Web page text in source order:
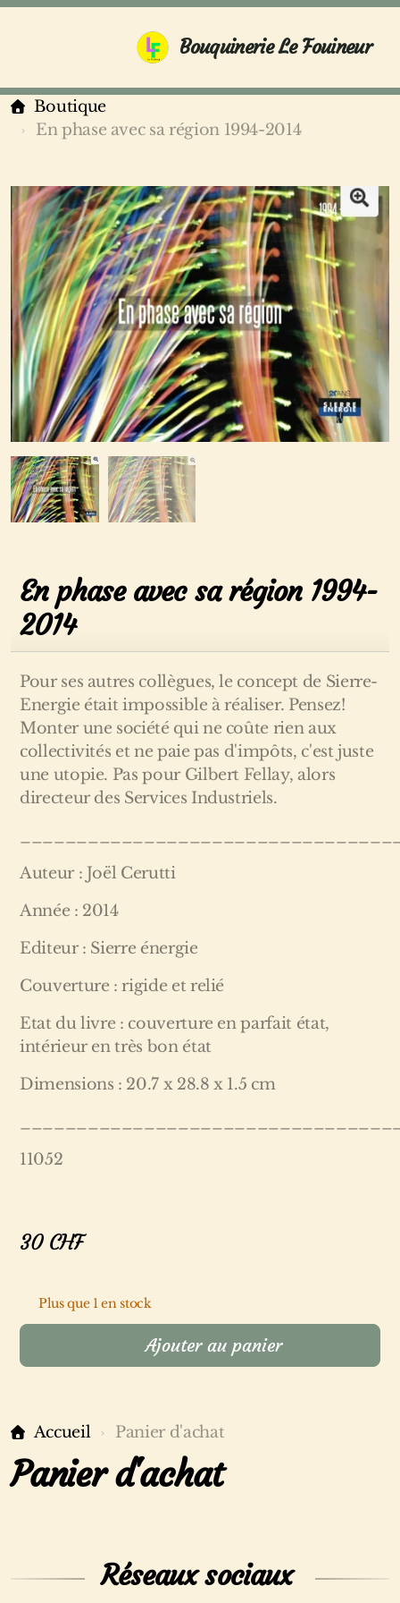
Bouquinerie Le Fouineur
Boutique
En phase avec sa région 1994-2014
En phase avec sa région 1994-
2014
Pour ses autres collègues, le concept de Sierre-
Energie était impossible à réaliser. Pensez!
Monter une société qui ne coûte rien aux
collectivités et ne paie pas d'impôts, c'est juste
une utopie. Pas pour Gilbert Fellay, alors
directeur des Services Industriels.
Auteur : Joël Cerutti
Année : 2014
Editeur : Sierre énergie
Couverture : rigide et relié
Etat du livre : couverture en parfait état,
intérieur en très bon état
Dimensions : 20.7 x 28.8 x 1.5 cm
11052
30CHF
Plus que 1 en stock
Ajouter au panier
Accueil Panier d'achat
Panier d'achat
Réseaux sociaux